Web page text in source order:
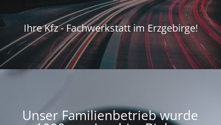
Ihre Kfz - Fachwerkstatt im Erzgebirge!
Unser Familienbetrieb wurde